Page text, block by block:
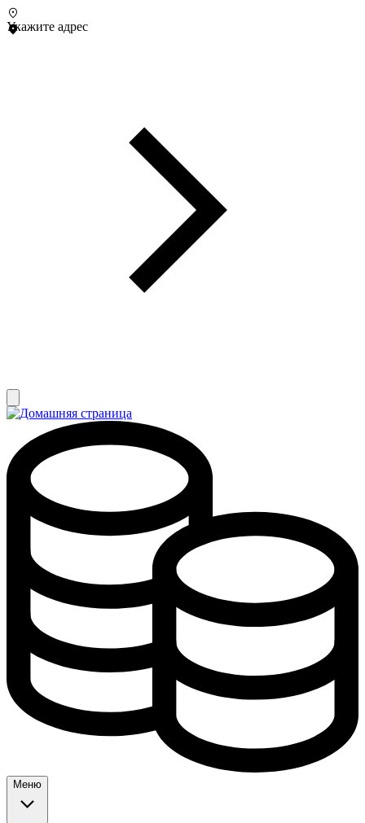
Укажите адрес
Меню